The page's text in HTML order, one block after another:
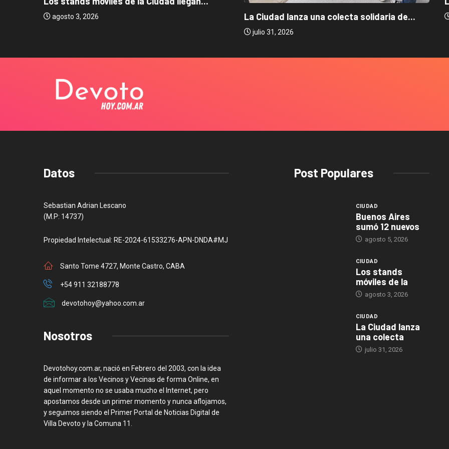
agosto 3, 2026 La Ciudad lanza una colecta solidaria de...
julio 31, 2026
Datos
Sebastian Adrian Lescano
(M.P: 14737)
Propiedad Intelectual: RE-2024-61533276-APN-DNDA#MJ
Santo Tome 4727, Monte Castro, CABA
+54 911 32188778
devotohoy@yahoo.com.ar
Nosotros
Devotohoy.com.ar, nació en Febrero del 2003, con la idea
de informar a los Vecinos y Vecinas de forma Online, en
aquel momento no se usaba mucho el Internet, pero
apostamos desde un primer momento y nunca aflojamos,
y seguimos siendo el Primer Portal de Noticias Digital de
Villa Devoto y la Comuna 11.
Post Populares
CIUDAD
Buenos Aires
sumó 12 nuevos
agosto 5, 2026
CIUDAD
Los stands
móviles de la
agosto 3, 2026
CIUDAD
La Ciudad lanza
una colecta
julio 31, 2026